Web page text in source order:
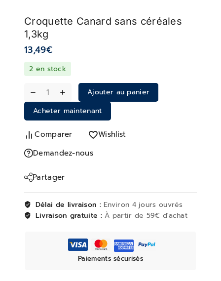
Croquette Canard sans céréales
1,3kg
13,49€
2 en stock
Ajouter au panier
Acheter maintenant
Comparer
Wishlist
Demandez-nous
Partager
Délai de livraison : Environ 4 jours ouvrés
Livraison gratuite :À partir de 59€ d'achat
Paiements sécurisés